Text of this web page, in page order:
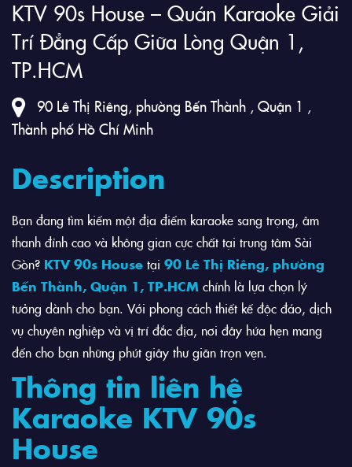
KTV 90s House – Quán Karaoke Giải
Trí Đẳng Cấp Giữa Lòng Quận 1,
TP.HCM
90 Lê Thị Riêng, phường Bến Thành , Quận 1 ,
Thành phố Hồ Chí Minh
Description
Bạn đang tìm kiếm một địa điểm karaoke sang trọng, âm
thanh đỉnh cao và không gian cực chất tại trung tâm Sài
Gòn? KTV 90s House tại 90 Lê Thị Riêng, phường
Bến Thành, Quận 1, TP.HCM chính là lựa chọn lý
tưởng dành cho bạn. Với phong cách thiết kế độc đáo, dịch
vụ chuyên nghiệp và vị trí đắc địa, nơi đây hứa hẹn mang
đến cho bạn những phút giây thư giãn trọn vẹn.
Thông tin liên hệ
Karaoke KTV 90s
House